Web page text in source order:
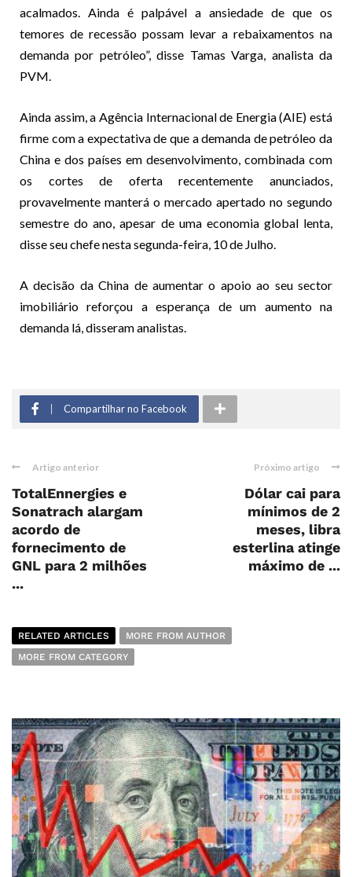
acalmados. Ainda é palpável a ansiedade de que os
temores de recessão possam levar a rebaixamentos na
demanda por petróleo”, disse Tamas Varga, analista da
PVM.
Ainda assim, a Agência Internacional de Energia (AIE) está
firme com a expectativa de que a demanda de petróleo da
China e dos países em desenvolvimento, combinada com
os cortes de oferta recentemente anunciados,
provavelmente manterá o mercado apertado no segundo
semestre do ano, apesar de uma economia global lenta,
disse seu chefe nesta segunda-feira, 10 de Julho.
A decisão da China de aumentar o apoio ao seu sector
imobiliário reforçou a esperança de um aumento na
demanda lá, disseram analistas.
Compartilhar no Facebook
Artigo anterior
TotalEnnergies e
Sonatrach alargam
acordo de
fornecimento de
GNL para 2 milhões
...
Próximo artigo
Dólar cai para
mínimos de 2
meses, libra
esterlina atinge
máximo de ...
RELATED ARTICLES
MORE FROM AUTHOR
MORE FROM CATEGORY